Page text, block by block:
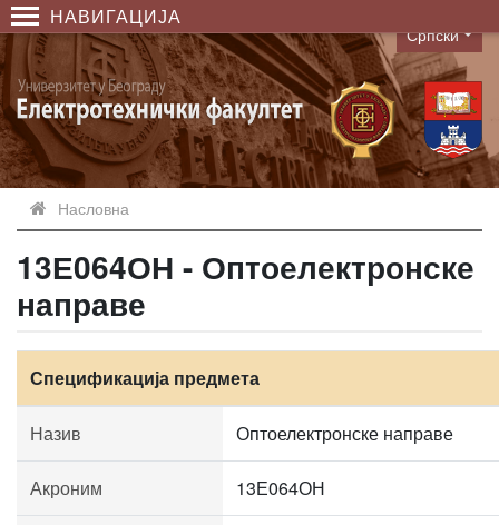
НАВИГАЦИЈА
Language
Српски
Насловна
13Е064ОН - Оптоелектронске
направе
Спецификација предмета
Назив Оптоелектронске направе
Акроним 13Е064ОН